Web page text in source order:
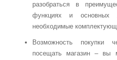
разобраться в
функциях и основных
необходимые
Возможность покупки
посещать магазин – вы